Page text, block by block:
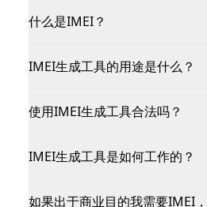
什么是IMEI？
IMEI生成工具的用途是什么？
使用IMEI生成工具合法吗？
IMEI生成工具是如何工作的？
如果出于商业目的我需要IMEI